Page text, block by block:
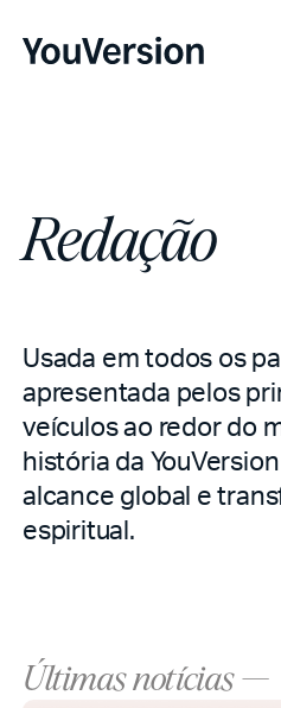
Redação
Usada em todos os
apresentada pelos
veículos ao redor do
história da
alcance global e
espiritual.
Últimas notícias —